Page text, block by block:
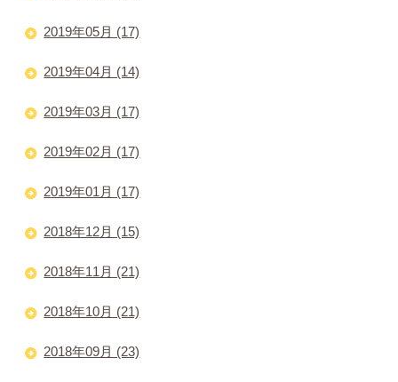
2019年05月 (17)
2019年04月 (14)
2019年03月 (17)
2019年02月 (17)
2019年01月 (17)
2018年12月 (15)
2018年11月 (21)
2018年10月 (21)
2018年09月 (23)